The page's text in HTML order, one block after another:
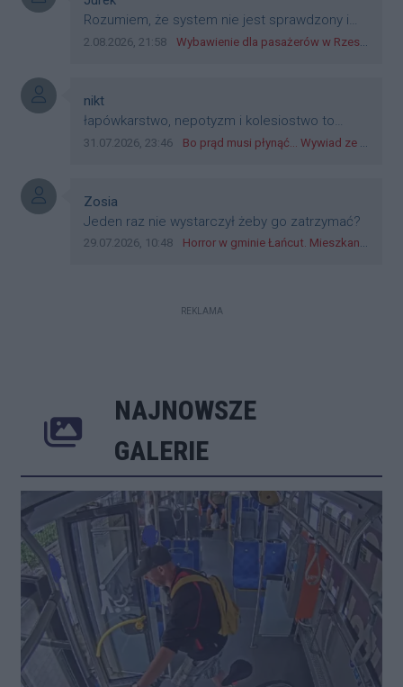
dyskryminację.
Treść komentarza:
Rozumiem, że system nie jest sprawdzony i
przetestowany. Wybieram się z mim młodym
przejazdów dadzą radę. Albo ogarną, jak to
teraz młode ludzie mówią.
Data dodania komentarza:
2.08.2026, 21:58 Źródło komentarza:
Wybawienie dla pasażerów w Rzeszowie? W mieście ruszyły testy nowego rozwiązania
Autor komentarza:
nikt
Treść komentarza:
łapówkarstwo, nepotyzm i kolesiostwo to
norma w pge dystrybucja rzeszów, takie ***e
zagorzali pisowcy
Data dodania komentarza:
31.07.2026, 23:46 Źródło komentarza:
Bo prąd musi płynąć... Wywiad ze Zbigniewem Możdżeniem - Dyrektorem Generalnym Oddziału PGE Dystrybucja w Rzeszowie
Autor komentarza:
Zosia
Treść komentarza:
Jeden raz nie wystarczył żeby go zatrzymać?
Data dodania komentarza:
29.07.2026, 10:48 Źródło komentarza:
Horror w gminie Łańcut. Mieszkaniec Rzeszowa terroryzował rodzinę nożem i zaatakował policjantów! [VIDEO]
REKLAMA
NAJNOWSZE
GALERIE